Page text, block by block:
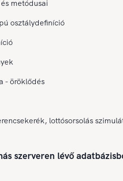
metódusai
osztálydefiníció
- öröklődés
lottósorsolás
szerveren lévő